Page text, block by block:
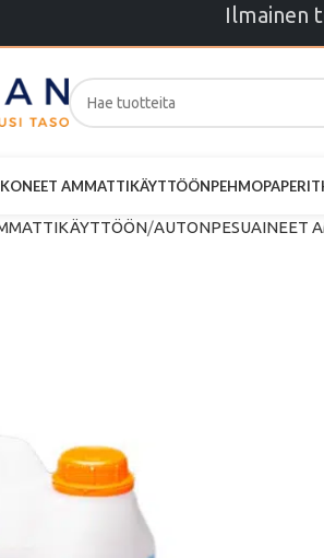
Ilmainen
AMMATTIKÄYTTÖÖNPEHMOPAPERIT
AUTONPESUAINEET